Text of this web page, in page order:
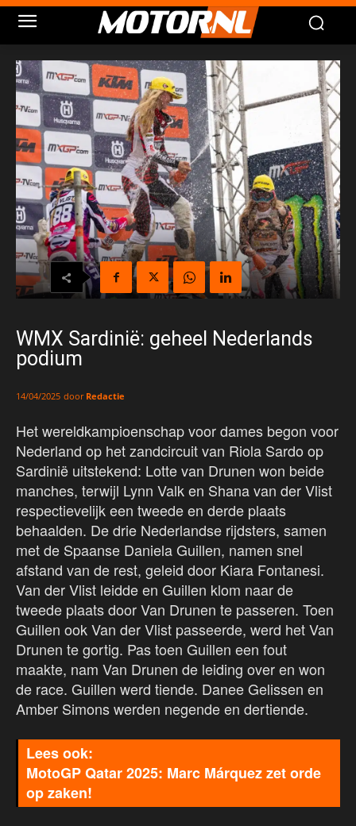
WMX Sardinië: geheel Nederlands
podium
14/04/2025 door Redactie
Het wereldkampioenschap voor dames begon voor
Nederland op het zandcircuit van Riola Sardo op
Sardinië uitstekend: Lotte van Drunen won beide
manches, terwijl Lynn Valk en Shana van der Vlist
respectievelijk een tweede en derde plaats
behaalden. De drie Nederlandse rijdsters, samen
met de Spaanse Daniela Guillen, namen snel
afstand van de rest, geleid door Kiara Fontanesi.
Van der Vlist leidde en Guillen klom naar de
tweede plaats door Van Drunen te passeren. Toen
Guillen ook Van der Vlist passeerde, werd het Van
Drunen te gortig. Pas toen Guillen een fout
maakte, nam Van Drunen de leiding over en won
de race. Guillen werd tiende. Danee Gelissen en
Amber Simons werden negende en dertiende.
MotoGP Qatar 2025: Marc Márquez zet orde
op zaken!